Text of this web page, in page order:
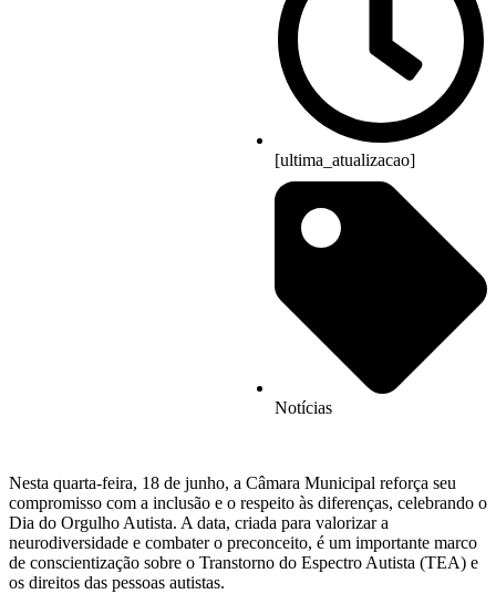
[ultima_atualizacao]
Notícias
Nesta quarta-feira, 18 de junho, a Câmara Municipal reforça seu
compromisso com a inclusão e o respeito às diferenças, celebrando o
Dia do Orgulho Autista. A data, criada para valorizar a
neurodiversidade e combater o preconceito, é um importante marco
de conscientização sobre o Transtorno do Espectro Autista (TEA) e
os direitos das pessoas autistas.